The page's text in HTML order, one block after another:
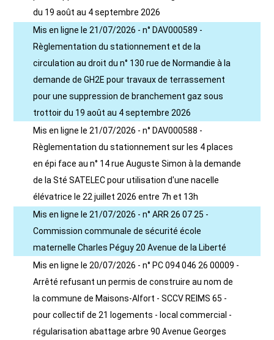
du 19 août au 4 septembre 2026
Mis en ligne le 21/07/2026 - n° DAV000589 -
Règlementation du stationnement et de la
circulation au droit du n° 130 rue de Normandie à la
demande de GH2E pour travaux de terrassement
pour une suppression de branchement gaz sous
trottoir du 19 août au 4 septembre 2026
Mis en ligne le 21/07/2026 - n° DAV000588 -
Règlementation du stationnement sur les 4 places
en épi face au n° 14 rue Auguste Simon à la demande
de la Sté SATELEC pour utilisation d'une nacelle
élévatrice le 22 juillet 2026 entre 7h et 13h
Mis en ligne le 21/07/2026 - n° ARR 26 07 25 -
Commission communale de sécurité école
maternelle Charles Péguy 20 Avenue de la Liberté
Mis en ligne le 20/07/2026 - n° PC 094 046 26 00009 -
Arrêté refusant un permis de construire au nom de
la commune de Maisons-Alfort - SCCV REIMS 65 -
pour collectif de 21 logements - local commercial -
régularisation abattage arbre 90 Avenue Georges